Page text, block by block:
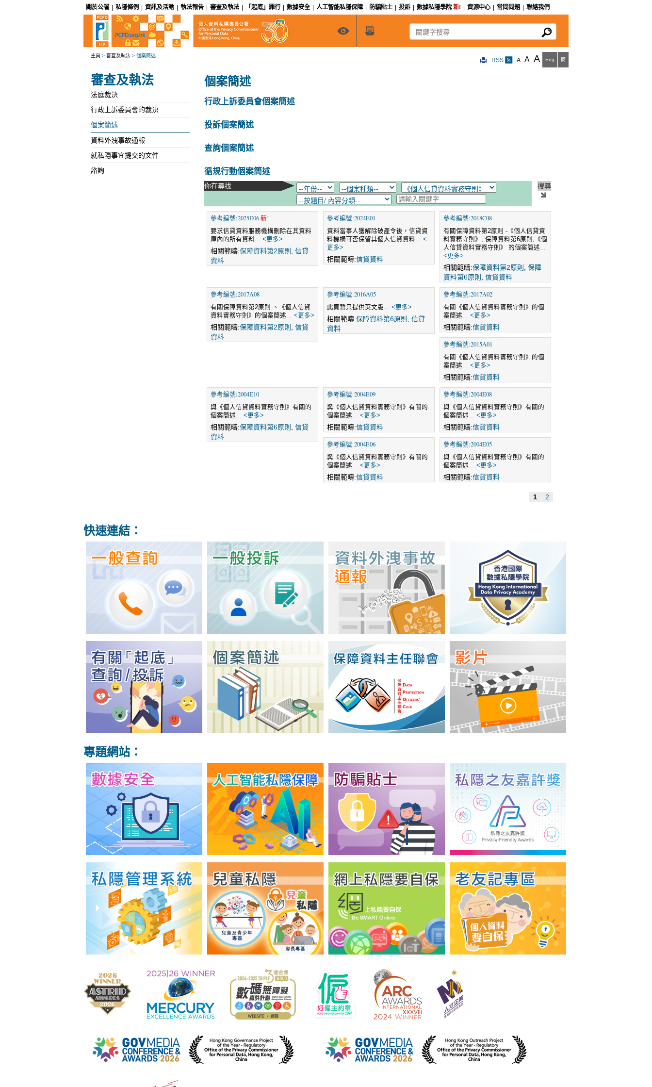
關於公署 私隱條例 資訊及活動 執法報告 審查及執法 「起底」罪行 數據安全 人工智能私隱保障 防騙貼士 投訴 數據私隱學院新! 資源中心 常問問題 聯絡我們
RSS A A A Eng 簡
主頁 > 審查及執法 > 個案簡述
審查及執法
法庭裁決
行政上訴委員會的裁決
個案簡述
資料外洩事故通報
就私隱事宜提交的文件
諮詢
個案簡述
行政上訴委員會個案簡述
投訴個案簡述
查詢個案簡述
循規行動個案簡述
你在尋找
參考編號:2025E06新!
要求信貸資料服務機構刪除在其資料
庫內的所有資料... <更多>
相關範疇:保障資料第2原則
信貸
資料
參考編號:2024E01
資料當事人獲解除破產令後，信貸資
料機構可否保留其個人信貸資料... <
更多>
相關範疇:信貸資料
參考編號:2018C08
有關保障資料第2原則 -《個人信貸資
料實務守則》, 保障資料第6原則,《個
人信貸資料實務守則》 的個案簡述...
<更多>
相關範疇:保障資料第2原則
保障
資料第6原則
信貸資料
參考編號:2017A08
有關保障資料第2原則 、《個人信貸
資料實務守則》的個案簡述... <更多>
相關範疇:保障資料第2原則
信貸
資料
參考編號:2016A05
此頁暫只提供英文版... <更多>
相關範疇:保障資料第6原則
信貸
資料
參考編號:2017A02
有關《個人信貸資料實務守則》的個
案簡述... <更多>
相關範疇:信貸資料
參考編號:2015A01
有關《個人信貸資料實務守則》的個
案簡述... <更多>
相關範疇:信貸資料
參考編號:2004E10
與《個人信貸資料實務守則》有關的
個案簡述... <更多>
相關範疇:保障資料第6原則
信貸
資料
參考編號:2004E09
與《個人信貸資料實務守則》有關的
個案簡述... <更多>
相關範疇:信貸資料
參考編號:2004E08
與《個人信貸資料實務守則》有關的
個案簡述... <更多>
相關範疇:信貸資料
參考編號:2004E06
與《個人信貸資料實務守則》有關的
個案簡述... <更多>
相關範疇:信貸資料
參考編號:2004E05
與《個人信貸資料實務守則》有關的
個案簡述... <更多>
相關範疇:信貸資料
1 2
快速連結：
專題網站：